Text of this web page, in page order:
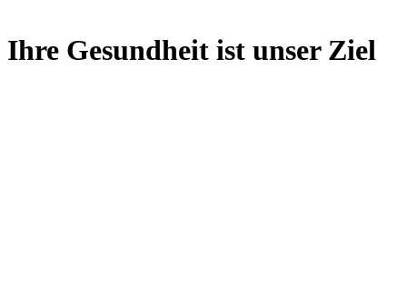
Ihre Gesundheit ist unser Ziel